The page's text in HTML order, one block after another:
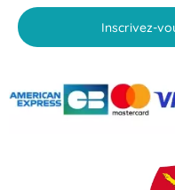
Inscrivez-